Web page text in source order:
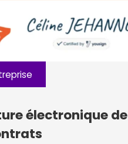
électronique de